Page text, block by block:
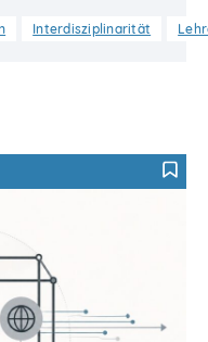
Interdisziplinarität
F